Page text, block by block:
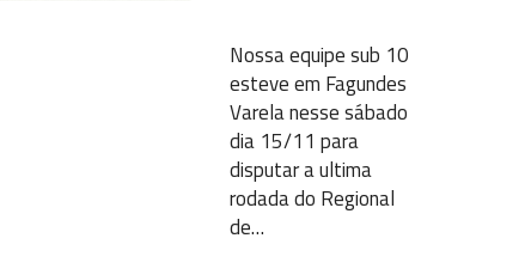
Nossa equipe sub 10
esteve em Fagundes
Varela nesse sábado
dia 15/11 para
disputar a ultima
rodada do Regional
de…